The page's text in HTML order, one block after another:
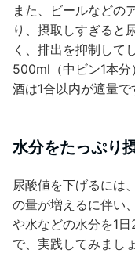
また、ビールなどの
り、摂取しすぎると
く、排出を抑制して
500ml（中ビン1本
酒は1合以内が適量で
水分をたっぷり
尿酸値を下げるには
の量が増えるに伴い
や水などの水分を1
で、実践してみましょ